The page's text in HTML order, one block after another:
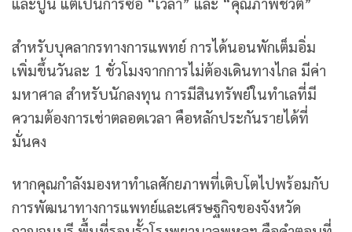
สำหรับบุคลากรทางการแพทย์ การได้นอนพักเต็มอิ่ม
เพิ่มขึ้นวันละ 1 ชั่วโมงจากการไม่ต้องเดินทางไกล มีค่า
มหาศาล สำหรับนักลงทุน การมีสินทรัพย์ในทำเลที่มี
ความต้องการเช่าตลอดเวลา คือหลักประกันรายได้ที่
มั่นคง
หากคุณกำลังมองหาทำเลศักยภาพที่เติบโตไปพร้อมกับ
การพัฒนาทางการแพทย์และเศรษฐกิจของจังหวัด